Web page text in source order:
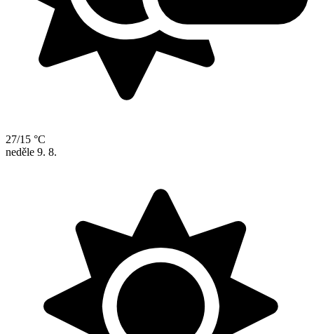
27/15 °C
neděle 9. 8.